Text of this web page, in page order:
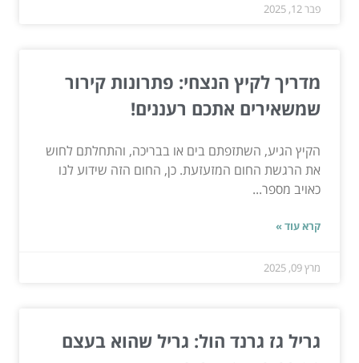
פבר 12, 2025
מדריך לקיץ הנצחי: פתרונות קירור
שמשאירים אתכם רעננים!
הקיץ הגיע, השתזפתם בים או בבריכה, והתחלתם לחוש
את הרגשת החום המזעזעת. כן, החום הזה שידוע לנו
כאויב מספר...
קרא עוד »
מרץ 09, 2025
גריל גז גרנד הול: גריל שהוא בעצם